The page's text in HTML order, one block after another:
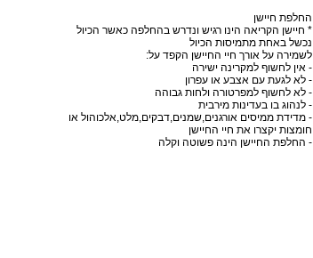
החלפת חיישן
* חיישן הקריאה הינו רגיש ונדרש בהחלפה כאשר הכיול
נכשל באחת מתמיסות הכיול
לשמירה על אורך חיי החיישן הקפד על:
- אין לחשוף למקרינה ישירה
- לא לגעת עם אצבע או עפרון
- לא לחשוף למפרטורה ולחות גבוהה
- לנהוג בו בעדינות מירבית
- מדידת ממיסים אורגנים,שמנים,דבקים,מלט,אלכוהול או
חומצות יקצרו את חיי החיישן
- החלפת החיישן הינה פשוטה וקלה